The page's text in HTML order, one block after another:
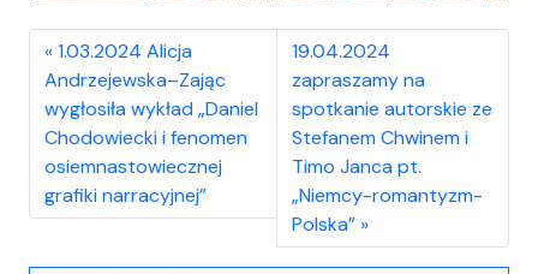
1.03.2024 Alicja
Andrzejewska–Zając
wygłosiła wykład „Daniel
Chodowiecki i fenomen
osiemnastowiecznej
grafiki narracyjnej”
19.04.2024
zapraszamy na
spotkanie autorskie ze
Stefanem Chwinem i
Timo Janca pt.
„Niemcy-romantyzm-
Polska”